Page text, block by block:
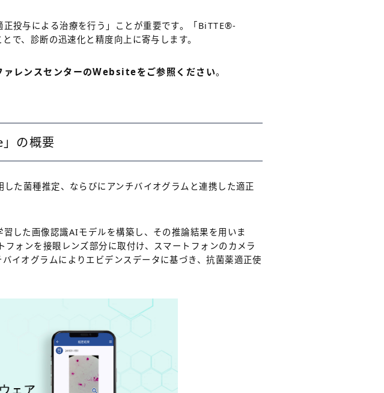
投与による治療を行う」ことが重要です。「BiTTE®-
で、診断の迅速化と精度向上に寄与します。
ァレンスセンターのWebsiteをご参照ください。
の概要
た菌種推定、ならびにアンチバイオグラムと連携した適正
した画像認識AIモデルを構築し、その推論結果を用いま
ォンを接眼レンズ部分に取付け、スマートフォンのカメラ
イオグラムによりエビデンスデータに基づき、抗菌薬適正使